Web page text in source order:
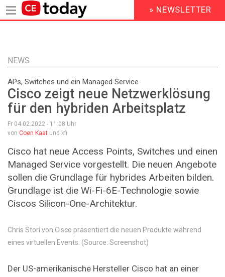
Inhalt
HEADER
MENU
» NEWSLETTER
NEWS
APs, Switches und ein Managed Service
Cisco zeigt neue Netzwerklösung
für den hybriden Arbeitsplatz
Fr 04.02.2022 - 11:08 Uhr
von Coen Kaat und kfi
Cisco hat neue Access Points, Switches und einen
Managed Service vorgestellt. Die neuen Angebote
sollen die Grundlage für hybrides Arbeiten bilden.
Grundlage ist die Wi-Fi-6E-Technologie sowie
Ciscos Silicon-One-Architektur.
Chris Stori von Cisco präsentiert die neuen Produkte während
eines virtuellen Events. (Source: Screenshot)
Der US-amerikanische Hersteller Cisco hat an einer